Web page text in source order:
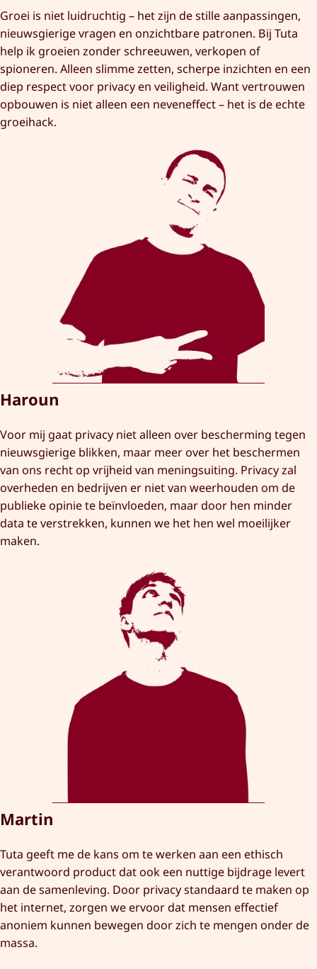
Groei is niet luidruchtig – het zijn de stille aanpassingen,
nieuwsgierige vragen en onzichtbare patronen. Bij Tuta
help ik groeien zonder schreeuwen, verkopen of
spioneren. Alleen slimme zetten, scherpe inzichten en een
diep respect voor privacy en veiligheid. Want vertrouwen
opbouwen is niet alleen een neveneffect – het is de echte
groeihack.
Haroun
Voor mij gaat privacy niet alleen over bescherming tegen
nieuwsgierige blikken, maar meer over het beschermen
van ons recht op vrijheid van meningsuiting. Privacy zal
overheden en bedrijven er niet van weerhouden om de
publieke opinie te beïnvloeden, maar door hen minder
data te verstrekken, kunnen we het hen wel moeilijker
maken.
Martin
Tuta geeft me de kans om te werken aan een ethisch
verantwoord product dat ook een nuttige bijdrage levert
aan de samenleving. Door privacy standaard te maken op
het internet, zorgen we ervoor dat mensen effectief
anoniem kunnen bewegen door zich te mengen onder de
massa.